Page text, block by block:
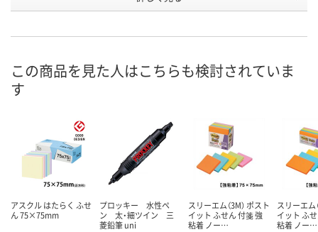
ルム
ルム
お申込番
在庫 直送品 入荷待ち 5点
メーカー都合により
販売停止中です
お取り扱い終了しま
カ
この商品を見た人はこちらも検討されていま
す
アスクル はたらく ふせ
ん 75×75mm
プロッキー 水性ペ
ン 太・細ツイン 三
菱鉛筆 uni
スリーエム（3M） ポスト
イット ふせん 付箋 強
粘着 ノー…
スリーエム
イット ふ
粘着 ノー…